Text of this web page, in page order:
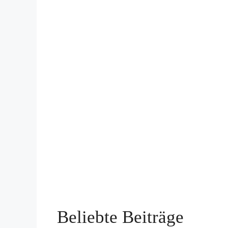
Beliebte Beiträge